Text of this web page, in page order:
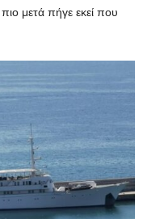
μετά πήγε εκεί που